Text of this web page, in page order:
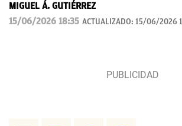
MIGUEL Á. GUTIÉRREZ
15/06/2026 18:35 ACTUALIZADO: 15/06/2026